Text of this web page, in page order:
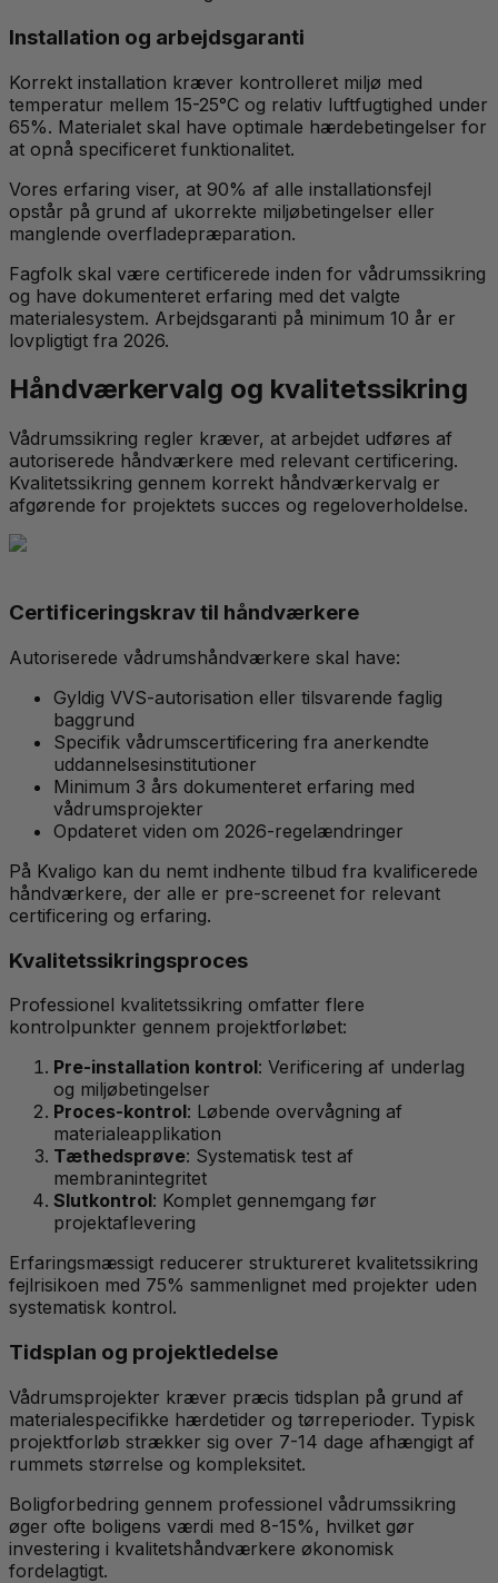
Installation og arbejdsgaranti
Korrekt installation kræver kontrolleret miljø med
temperatur mellem 15-25°C og relativ luftfugtighed under
65%. Materialet skal have optimale hærdebetingelser for
at opnå specificeret funktionalitet.
Vores erfaring viser, at 90% af alle installationsfejl
opstår på grund af ukorrekte miljøbetingelser eller
manglende overfladepræparation.
Fagfolk skal være certificerede inden for vådrumssikring
og have dokumenteret erfaring med det valgte
materialesystem. Arbejdsgaranti på minimum 10 år er
lovpligtigt fra 2026.
Håndværkervalg og kvalitetssikring
Vådrumssikring regler kræver, at arbejdet udføres af
autoriserede håndværkere med relevant certificering.
Kvalitetssikring gennem korrekt håndværkervalg er
afgørende for projektets succes og regeloverholdelse.
Certificeringskrav til håndværkere
Autoriserede vådrumshåndværkere skal have:
Gyldig VVS-autorisation eller tilsvarende faglig
baggrund
Specifik vådrumscertificering fra anerkendte
uddannelsesinstitutioner
Minimum 3 års dokumenteret erfaring med
vådrumsprojekter
Opdateret viden om 2026-regelændringer
På Kvaligo kan du nemt indhente tilbud fra kvalificerede
håndværkere, der alle er pre-screenet for relevant
certificering og erfaring.
Kvalitetssikringsproces
Professionel kvalitetssikring omfatter flere
kontrolpunkter gennem projektforløbet:
Pre-installation kontrol: Verificering af underlag
og miljøbetingelser
Proces-kontrol: Løbende overvågning af
materialeapplikation
Tæthedsprøve: Systematisk test af
membranintegritet
Slutkontrol: Komplet gennemgang før
projektaflevering
Erfaringsmæssigt reducerer struktureret kvalitetssikring
fejlrisikoen med 75% sammenlignet med projekter uden
systematisk kontrol.
Tidsplan og projektledelse
Vådrumsprojekter kræver præcis tidsplan på grund af
materialespecifikke hærdetider og tørreperioder. Typisk
projektforløb strækker sig over 7-14 dage afhængigt af
rummets størrelse og kompleksitet.
Boligforbedring gennem professionel vådrumssikring
øger ofte boligens værdi med 8-15%, hvilket gør
investering i kvalitetshåndværkere økonomisk
fordelagtigt.